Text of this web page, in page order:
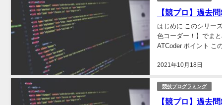
【競プロ】過去
2021年10月18日
はじめに このシリー
色コーダー！】でま
ATCoder ポイント こ
競技プログラミング
【競プロ】過去